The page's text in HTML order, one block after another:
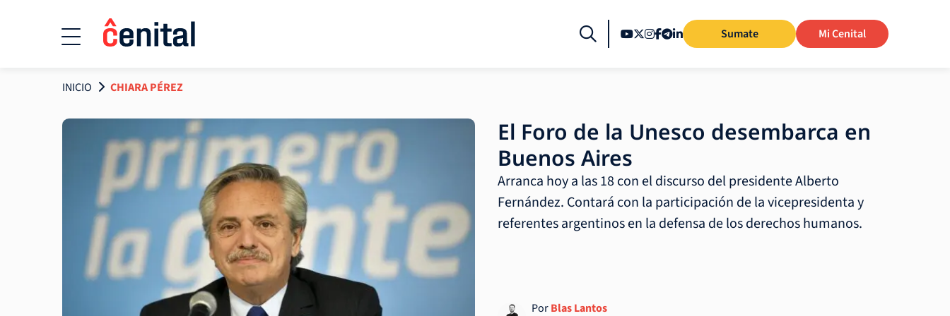
Sumate Mi Cenital
INICIO CHIARA PÉREZ
El Foro de la Unesco desembarca en
Buenos Aires
Arranca hoy a las 18 con el discurso del presidente Alberto
Fernández. Contará con la participación de la vicepresidenta y
referentes argentinos en la defensa de los derechos humanos.
PorBlas Lantos